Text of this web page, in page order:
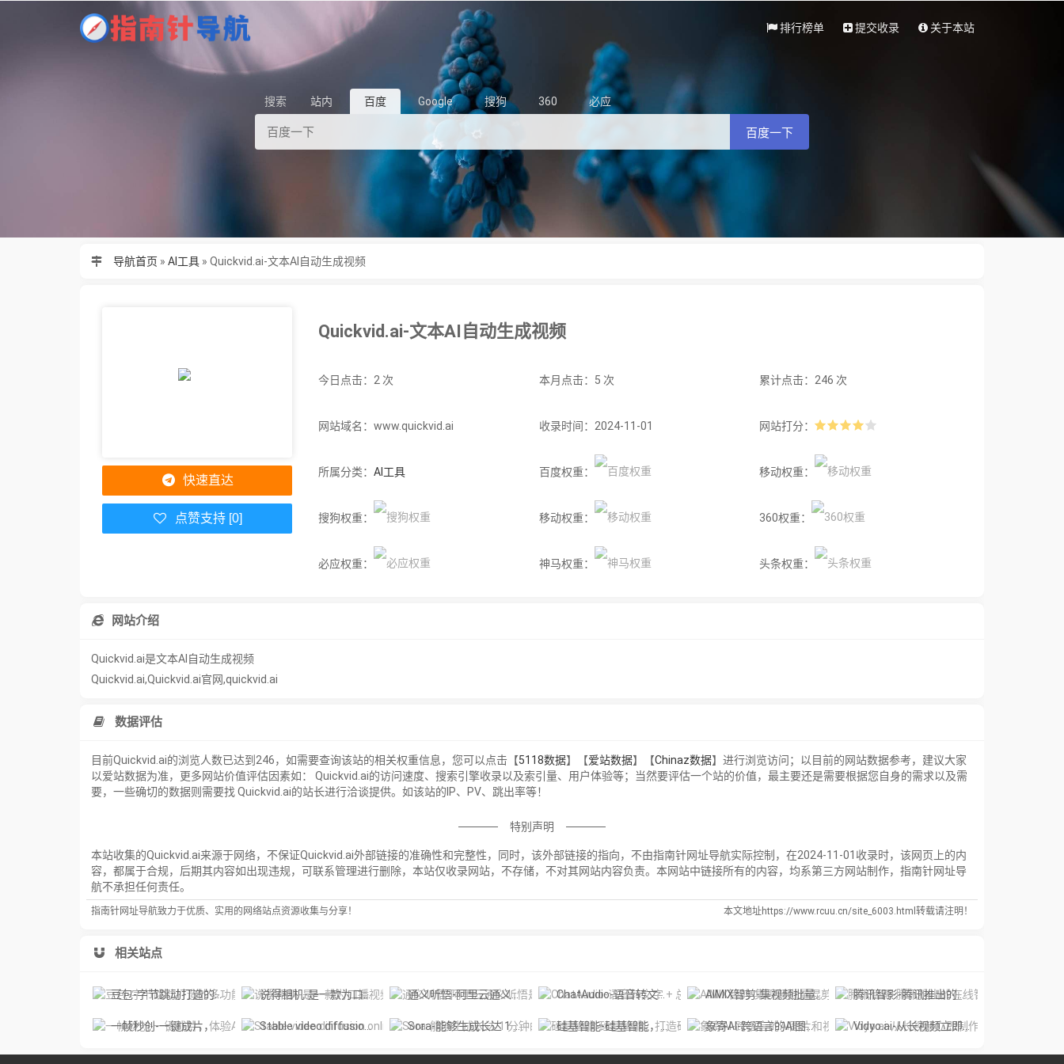
排行榜单 提交收录 关于本站
搜索 站内 百度 Google 搜狗 360 必应
百度一下
导航首页 » AI工具» Quickvid.ai-文本AI自动生成视频
Quickvid.ai-文本AI自动生成视频
今日点击：2 次 本月点击：5 次 累计点击：246 次
网站域名：www.quickvid.ai 收录时间：2024-11-01 网站打分：
所属分类： AI工具 百度权重： 移动权重：
搜狗权重： 移动权重： 360权重：
必应权重： 神马权重： 头条权重：
快速直达
点赞支持 [0]
网站介绍
Quickvid.ai是文本AI自动生成视频
Quickvid.ai,Quickvid.ai官网,quickvid.ai
数据评估
目前Quickvid.ai的浏览人数已达到246，如需要查询该站的相关权重信息，您可以点击【5118数据】【爱站数据】【Chinaz数据】进行浏览访问；以目前的网站数据参考，建议大家
以爱站数据为准，更多网站价值评估因素如： Quickvid.ai的访问速度、搜索引擎收录以及索引量、用户体验等；当然要评估一个站的价值，最主要还是需要根据您自身的需求以及需
要，一些确切的数据则需要找 Quickvid.ai的站长进行洽谈提供。如该站的IP、PV、跳出率等！
特别声明
本站收集的Quickvid.ai来源于网络，不保证Quickvid.ai外部链接的准确性和完整性，同时，该外部链接的指向，不由指南针网址导航实际控制，在2024-11-01收录时，该网页上的内
容，都属于合规，后期其内容如出现违规，可联系管理进行删除，本站仅收录网站，不存储，不对其网站内容负责。本网站中链接所有的内容，均系第三方网站制作，指南针网址导
航不承担任何责任。
指南针网址导航致力于优质、实用的网络站点资源收集与分享！ 本文地址https://www.rcuu.cn/site_6003.html转载请注明！
相关站点
豆包-字节跳动打造的多功能AI对话工具 说得相机-是一款为口播视频创作者量身定制的智能拍摄工具 通义听悟-阿里云通义听悟是聚焦音视频内容的工作学习AI助手 ChatAudio-语音转文字 + 总结 + 对话 AIMIX智剪-集视频批量混剪、文案、字幕生成、语音合成等短视频运营功能于一 腾讯智影-腾讯推出的在线智能视频创作平台
一帧秒创-一键成片，体验AI智能视频创作的魅力 Stable video diffusion online-免费激活您的图像，用 Stable Video Diffus Sora-能够生成长达 1 分钟的高清视频 硅基智能-硅基智能，打造硅基劳动力，让人回归人的价值。 象寄AI-跨语言的AI图片和视频翻译工具 Vidyo.ai-从长视频立即制作短视频。